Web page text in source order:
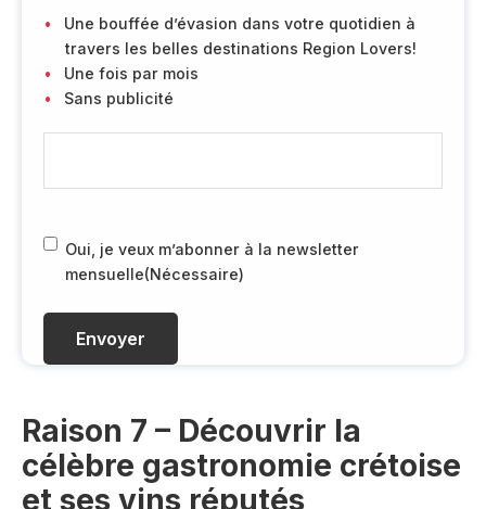
Une bouffée d’évasion dans votre quotidien à
travers les belles destinations Region Lovers!
Une fois par mois
Sans publicité
m
i
N
c
s
a
i
R
D
N
e
s
s
Oui, je veux m’abonner à la newsletter
mensuelle(Nécessaire)
Raison 7 – Découvrir la
célèbre gastronomie crétoise
et ses vins réputés